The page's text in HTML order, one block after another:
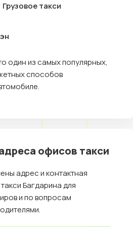
Грузовое такси
один из самых популярных,
способов
офисов такси
адрес и контактная
Багдарина для
и по вопросам